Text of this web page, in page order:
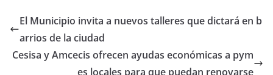
El Municipio invita a nuevos talleres que dictará en b
arrios de la ciudad
Cesisa y Amcecis ofrecen ayudas económicas a pym
es locales para que puedan renovarse